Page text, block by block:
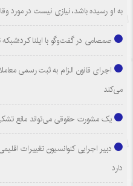
به او رسیده باشد، نیازی نیست در مورد
صمصامی در گفت‌وگو با ایلنا
اجرای قانون الزام به ثبت رسمی
می‌کند
یک مشورت حقوقی می‌تواند مانع
دبیر اجرایی کنوانسیون تغییرات
دارد